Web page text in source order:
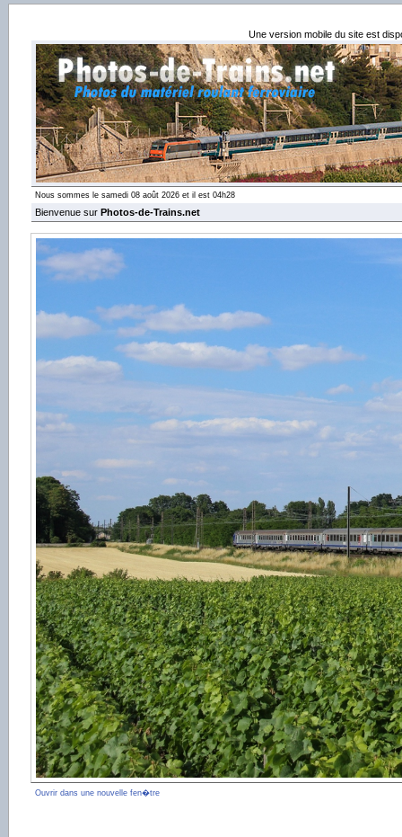
Une version mobile du site est
Nous sommes le samedi 08 août 2026 et il est 04h28
Bienvenue sur Photos-de-Trains.net
Ouvrir dans une nouvelle fen�tre